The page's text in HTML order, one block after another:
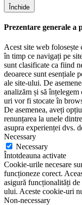
Închide
Prezentare generale a
Acest site web
în timp ce navigați pe
sunt clasificate ca fiind
deoarece sunt esențiale
ale site-ului. De
analizăm și să
uri vor fi stocate în
De asemenea, aveți
renunțarea la unele
asupra experienței dvs.
Necessary
Necessary
Întotdeauna activate
Cookie-urile necesare
funcționeze corect.
asigură funcționalități de
ului. Aceste cookie-uri
Non-necessary